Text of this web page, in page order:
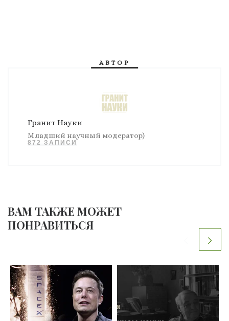
АВТОР
Гранит Науки
Младший научный модератор)
872 ЗАПИСИ
ВАМ ТАКЖЕ МОЖЕТ
ПОНРАВИТЬСЯ